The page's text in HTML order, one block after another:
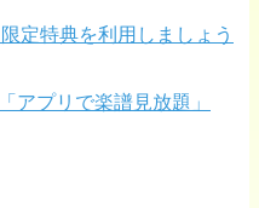
定特典を利用しましょう
アプリで楽譜見放題」